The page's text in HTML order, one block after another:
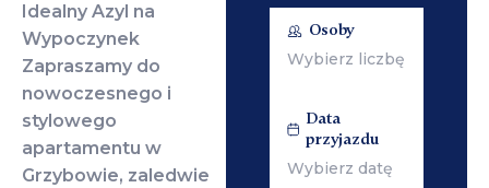
Idealny Azyl na
Wypoczynek
Zapraszamy do
nowoczesnego i
stylowego
apartamentu w
Grzybowie, zaledwie
Osoby
Data
przyjazdu